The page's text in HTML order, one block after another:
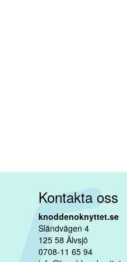
Kontakta oss
knoddenoknyttet.se
Sländvägen 4
125 58 Älvsjö
0708-11 65 94